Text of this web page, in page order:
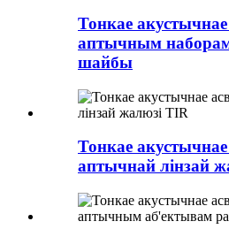
Тонкае акустычнае
аптычным
шайбы
Тонкае акустычнае
аптычнай лінзай